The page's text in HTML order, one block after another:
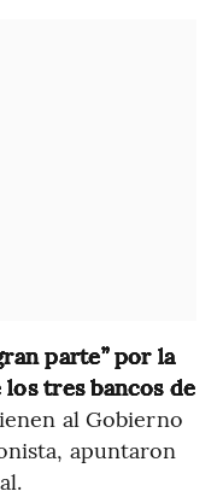
parte” por la
tres bancos de
al Gobierno
apuntaron